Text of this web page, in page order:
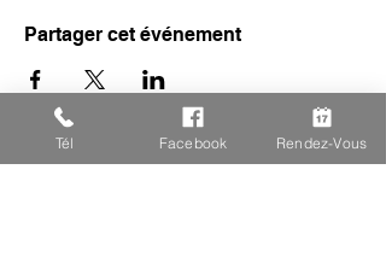
Partager cet événement
Tél Facebook Rendez-Vous